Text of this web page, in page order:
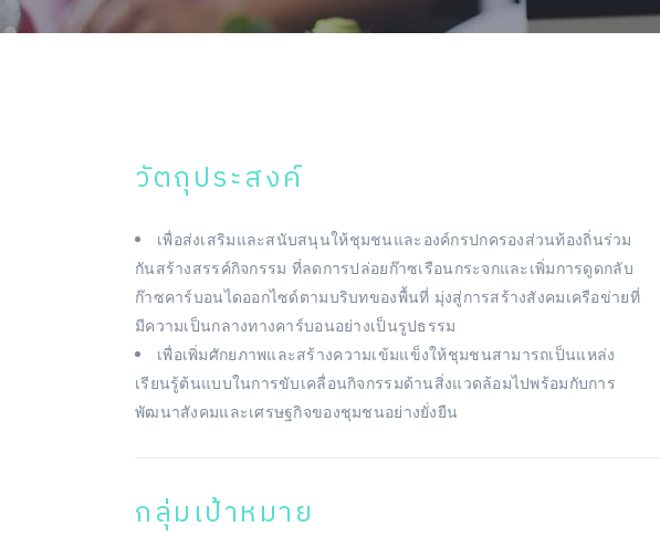
วัตถุประสงค์
เพื่อส่งเสริมและสนับสนุนให้ชุมชนและองค์กรปกครองส่วนท้องถิ่นร่วม
กันสร้างสรรค์กิจกรรม ที่ลดการปล่อยก๊าซเรือนกระจกและเพิ่มการดูดกลับ
ก๊าซคาร์บอนไดออกไซด์ตามบริบทของพื้นที่ มุ่งสู่การสร้างสังคมเครือข่ายที่
มีความเป็นกลางทางคาร์บอนอย่างเป็นรูปธรรม
เพื่อเพิ่มศักยภาพและสร้างความเข้มแข็งให้ชุมชนสามารถเป็นแหล่ง
เรียนรู้ต้นแบบในการขับเคลื่อนกิจกรรมด้านสิ่งแวดล้อมไปพร้อมกับการ
พัฒนาสังคมและเศรษฐกิจของชุมชนอย่างยั่งยืน
กลุ่มเป้าหมาย